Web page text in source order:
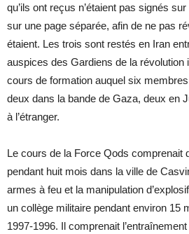
qu’ils ont reçus n’étaient pas signés
sur une page séparée, afin de ne pas
étaient. Les trois sont restés en Iran
auspices des Gardiens de la révolution
cours de formation auquel six
deux dans la bande de Gaza, deux en
à l’étranger.
Le cours de la Force Qods comprenait
pendant huit mois dans la ville de
armes à feu et la manipulation
un collège militaire pendant environ 15
1997-1996. Il comprenait